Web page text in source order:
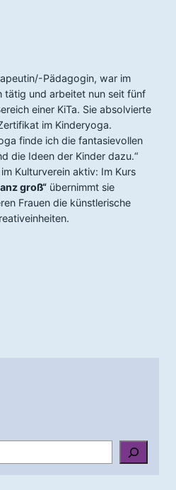
Pädagogin, war im
tätig und arbeitet nun seit fünf
einer KiTa. Sie absolvierte
im Kinderyoga.
finde ich die fantasievollen
die Ideen der Kinder dazu.“
Kulturverein aktiv: Im Kurs
groß“ übernimmt sie
Frauen die künstlerische